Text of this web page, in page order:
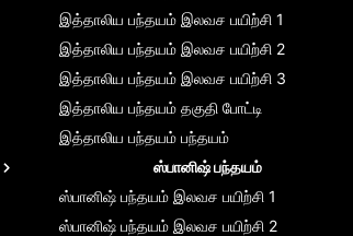
இத்தாலிய பந்தயம் இலவச பயிற்சி 1
இத்தாலிய பந்தயம் இலவச பயிற்சி 2
இத்தாலிய பந்தயம் இலவச பயிற்சி 3
இத்தாலிய பந்தயம் தகுதி போட்டி
இத்தாலிய பந்தயம் பந்தயம்
ஸ்பானிஷ் பந்தயம்
ஸ்பானிஷ் பந்தயம் இலவச பயிற்சி 1
ஸ்பானிஷ் பந்தயம் இலவச பயிற்சி 2